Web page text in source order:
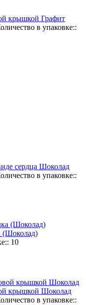
крышкой Графит
в упаковке::
сердца Шоколад
в упаковке::
(Шоколад)
10
крышкой Шоколад
в упаковке::